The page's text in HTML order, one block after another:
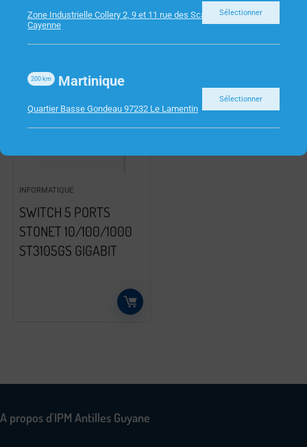
INFORMATIQUE
SWITCH 5 PORTS
STONET 10/100/1000
ST3105GS GIGABIT
A propos d'IPM Antilles Guyane
Zone Industrielle Collery 2, 9 et 11 rue des Scarabees 97300
Cayenne
Sélectionner
Martinique
200 km
Quartier Basse Gondeau 97232 Le Lamentin
Sélectionner